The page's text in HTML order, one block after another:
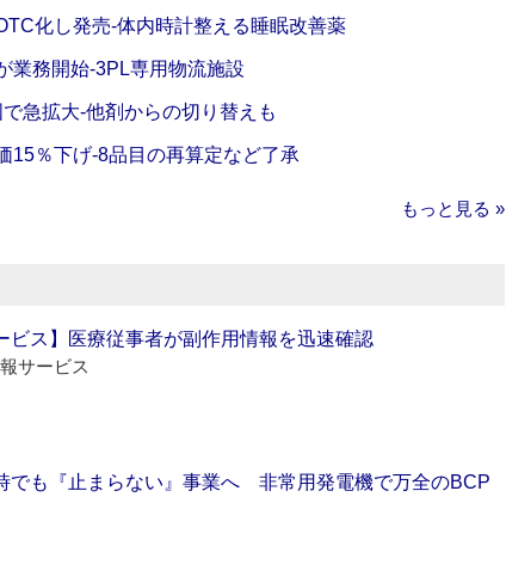
化し発売‐体内時計整える睡眠改善薬
業務開始‐3PL専用物流施設
急拡大‐他剤からの切り替えも
15％下げ‐8品目の再算定など了承
もっと見る »
ビス】医療従事者が副作用情報を迅速確認
サービス
でも『止まらない』事業へ 非常用発電機で万全のBCP